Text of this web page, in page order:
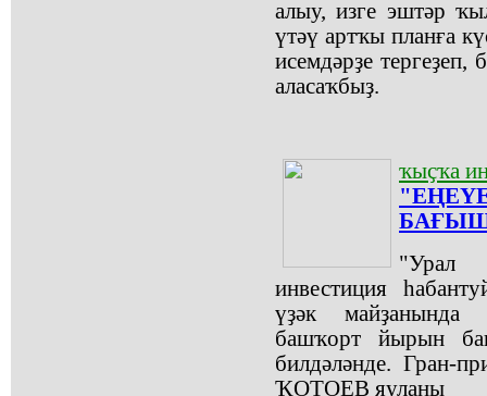
алыу, изге эштәр
үтәү артҡы планға
исемдәрҙе тергеҙеп,
аласаҡбыҙ.
ҡыҫҡа
"Урал
инвестиция
үҙәк
башҡорт йырын
билдәләнде. Гран-
ҠОТОЕВ яуланы